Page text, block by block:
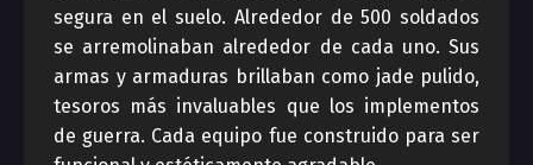
segura en el suelo. Alrededor de 500 soldados
se arremolinaban alrededor de cada uno. Sus
armas y armaduras brillaban como jade pulido,
tesoros más invaluables que los implementos
de guerra. Cada equipo fue construido para ser